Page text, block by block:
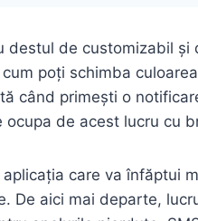
destul de customizabil
poți schimba
când primești o
ocupa de acest lucru cu
aplicația care va înfăptui
De aici mai departe,